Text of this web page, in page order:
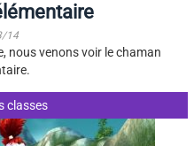
14
nous venons voir le chaman
classes